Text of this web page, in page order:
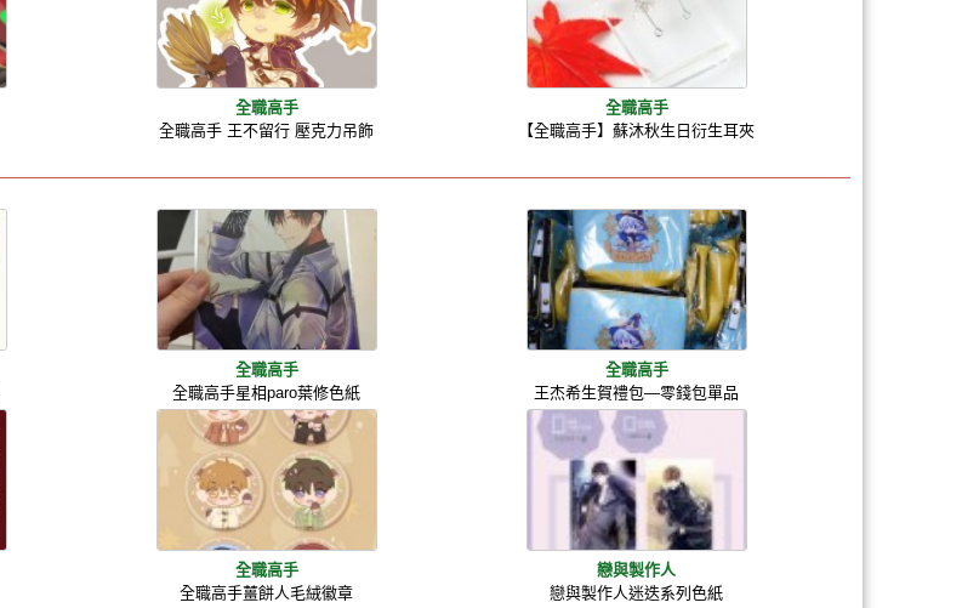
全職高手
全職高手 王不留行 壓克力吊飾
全職高手
【全職高手】蘇沐秋生日衍生耳夾
全職高手
全職高手星相paro葉修色紙
全職高手
王杰希生賀禮包—零錢包單品
全職高手
全職高手薑餅人毛絨徽章
戀與製作人
戀與製作人迷迭系列色紙